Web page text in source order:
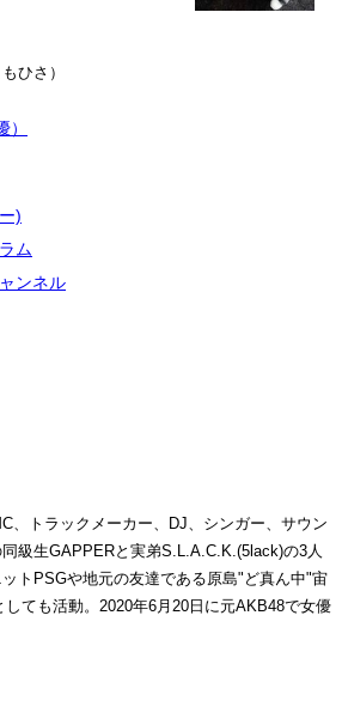
ひさ）
)
ム
ンネル
、トラックメーカー、DJ、シンガー、サウン
級生GAPPERと実弟S.L.A.C.K.(5lack)の3人
トPSGや地元の友達である原島"ど真ん中"宙
ても活動。2020年6月20日に元AKB48で女優